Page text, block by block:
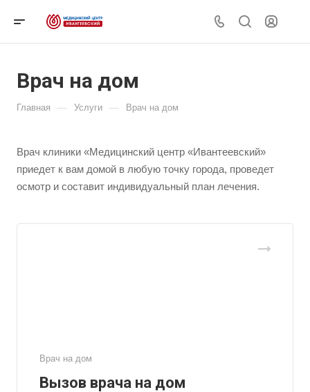
Врач на дом
Главная — Услуги — Врач на дом
Врач клиники «Медицинский центр «Ивантеевский»
приедет к вам домой в любую точку города, проведет
осмотр и составит индивидуальный план лечения.
Врач на дом
Вызов врача на дом